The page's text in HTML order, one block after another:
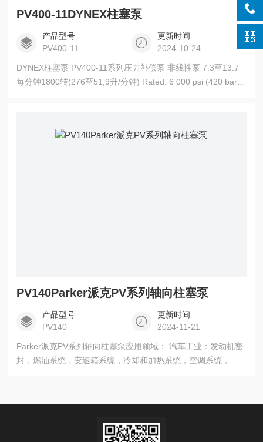
PV400-11DYNEX柱塞泵
产品型号
PV400-11
更新时间
2024-10-24
DYNEX柱塞泵 PV400-11系列压力补偿泵 非线性泵 7.3至13.7
每分钟1800转(276至51,9升/分钟) Rated: 6 000 psi (420 bar),
PV140Parker派克PV系列轴向柱塞泵
产品型号
PV140
更新时间
2024-11-21
Parker派克PV系列轴向柱塞泵应用领域： 汽车工业：发动机密
封，燃油系统，变速箱系统，冷却和加热系统，空调系统，转